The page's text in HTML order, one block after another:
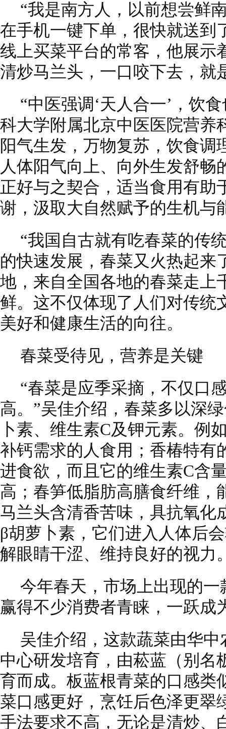
“我是南方人，以前想尝鲜
在手机一键下单，很快就送到
线上买菜平台的常客，他展示
清炒马兰头，一口咬下去，就
“中医强调‘天人合一’，饮
科大学附属北京中医医院营养
阳气生发，万物复苏，饮食
人体阳气向上、向外生发舒
正好与之契合，适当食用有助
谢，汲取大自然赋予的生机与
“我国自古就有吃春菜的传
的快速发展，春菜又火热起来
地，来自全国各地的春菜走上
鲜。这不仅体现了人们对传统
美好和健康生活的向往。
春菜受待见，营养是关键
“春菜是应季采摘，不仅口
高。”吴佳介绍，春菜多以深
卜素、维生素C及钾元素。例
补钙需求的人食用；香椿特有
进食欲，而且它的维生素C含
高；春笋低脂肪高膳食纤维，
马兰头含清香苦味，具抗氧化
β胡萝卜素，它们进入人体后
解眼睛干涩、维持良好的视力
今年春天，市场上出现的
赢得不少消费者青睐，一跃成
吴佳介绍，这款蔬菜由华
中心研发培育，由菘蓝（别名
育而成。板蓝根青菜的口感类
菜口感更好，烹饪后色泽更翠
手法要求不高，无论是清炒、